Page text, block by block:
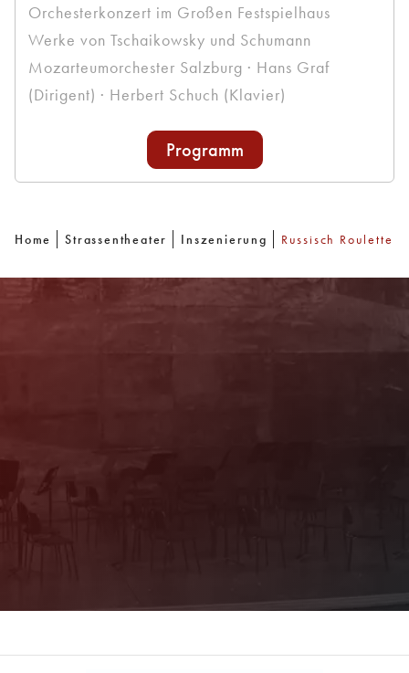
Orchesterkonzert im Großen Festspielhaus
Werke von Tschaikowsky und Schumann
Mozarteumorchester Salzburg · Hans Graf
(Dirigent) · Herbert Schuch (Klavier)
Programm
Home Strassentheater Inszenierung Russisch Roulette